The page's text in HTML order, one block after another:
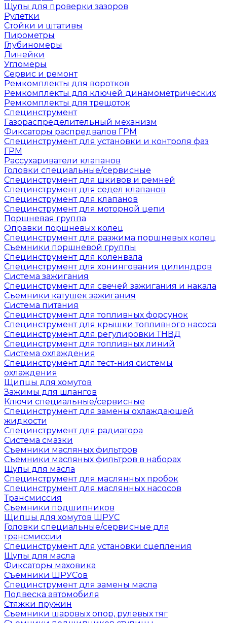
Щупы для проверки зазоров
Рулетки
Стойки и штативы
Пирометры
Глубиномеры
Линейки
Угломеры
Сервис и ремонт
Ремкомплекты для воротков
Ремкомплекты для ключей динамометрических
Ремкомплекты для трещоток
Специнструмент
Газораспределительный механизм
Фиксаторы распредвалов ГРМ
Специнструмент для установки и контроля фаз
ГРМ
Рассухариватели клапанов
Головки специальные/сервисные
Специнструмент для шкивов и ремней
Специнструмент для седел клапанов
Специнструмент для клапанов
Специнструмент для моторной цепи
Поршневая группа
Оправки поршневых колец
Специнструмент для разжима поршневых колец
Съемники поршневой группы
Специнструмент для коленвала
Специнструмент для хонингования цилиндров
Система зажигания
Специнструмент для свечей зажигания и накала
Съемники катушек зажигания
Система питания
Специнструмент для топливных форсунок
Специнструмент для крышки топливного насоса
Специнструмент для регулировки ТНВД
Специнструмент для топливных линий
Система охлаждения
Специнструмент для тест-ния системы
охлаждения
Щипцы для хомутов
Зажимы для шлангов
Ключи специальные/сервисные
Специнструмент для замены охлаждающей
жидкости
Специнструмент для радиатора
Система смазки
Съемники масляных фильтров
Съемники масляных фильтров в наборах
Щупы для масла
Специнструмент для маслянных пробок
Специнструмент для маслянных насосов
Трансмиссия
Съемники подшипников
Щипцы для хомутов ШРУС
Головки специальные/сервисные для
трансмиссии
Специнструмент для установки сцепления
Щупы для масла
Фиксаторы маховика
Съемники ШРУСов
Специнструмент для замены масла
Подвеска автомобиля
Стяжки пружин
Съемники шаровых опор, рулевых тяг